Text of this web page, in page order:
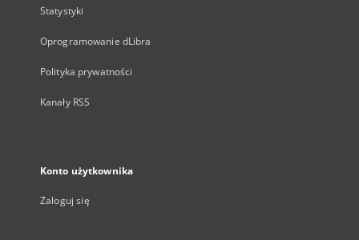
Statystyki
Oprogramowanie dLibra
Polityka prywatności
Kanały RSS
Konto użytkownika
Zaloguj się